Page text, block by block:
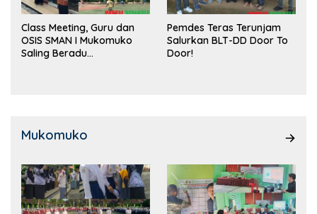
Class Meeting, Guru dan
OSIS SMAN I Mukomuko
Saling Beradu
Pemdes Teras Terunjam
Salurkan BLT-DD Door To
Door!
Mukomuko